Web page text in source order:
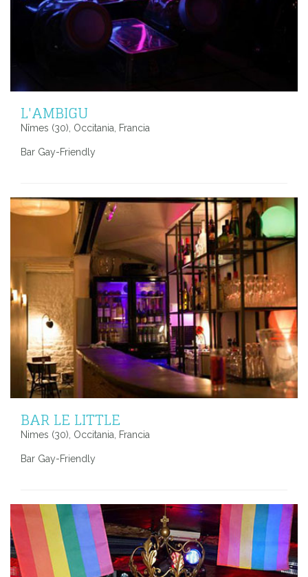
L'AMBIGU
Nîmes (30), Occitania, Francia
Bar Gay-Friendly
BAR LE LITTLE
Nimes (30), Occitania, Francia
Bar Gay-Friendly